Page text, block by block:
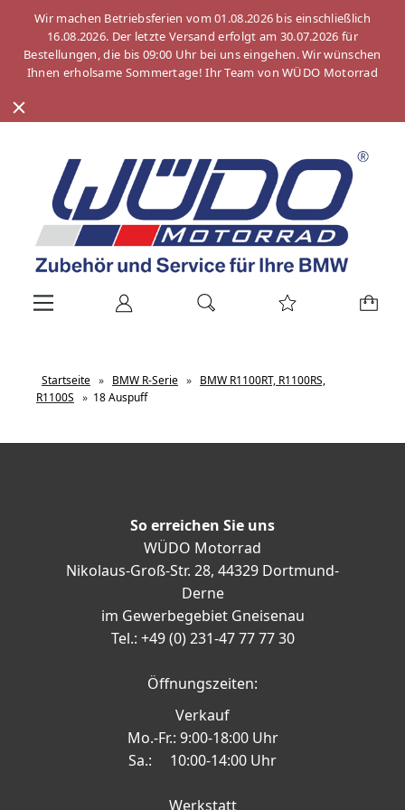
Wir machen Betriebsferien vom 01.08.2026 bis einschließlich
16.08.2026. Der letzte Versand erfolgt am 30.07.2026 für
Bestellungen, die bis 09:00 Uhr bei uns eingehen. Wir wünschen
Ihnen erholsame Sommertage! Ihr Team von WÜDO Motorrad
Startseite » BMW R-Serie » BMW R1100RT, R1100RS,
R1100S » 18 Auspuff
So erreichen Sie uns
WÜDO Motorrad
Nikolaus-Groß-Str. 28, 44329 Dortmund-
Derne
im Gewerbegebiet Gneisenau
Tel.: +49 (0) 231-47 77 77 30
Öffnungszeiten:
Verkauf
Mo.-Fr.: 9:00-18:00 Uhr
Sa.: 10:00-14:00 Uhr
Werkstatt